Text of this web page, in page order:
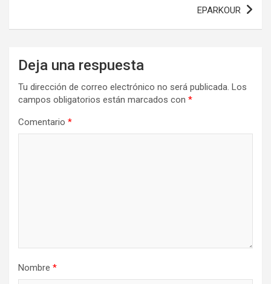
EPARKOUR
Deja una respuesta
Tu dirección de correo electrónico no será publicada. Los
campos obligatorios están marcados con *
Comentario *
Nombre *